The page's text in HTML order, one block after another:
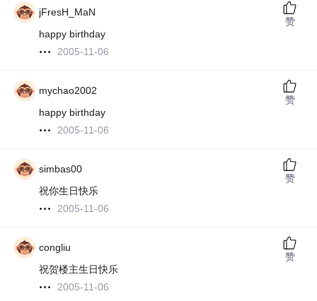
jFresH_MaN
happy birthday
2005-11-06
赞
mychao2002
happy birthday
2005-11-06
赞
simbas00
祝你生日快乐
2005-11-06
赞
congliu
祝贺楼主生日快乐
2005-11-06
赞